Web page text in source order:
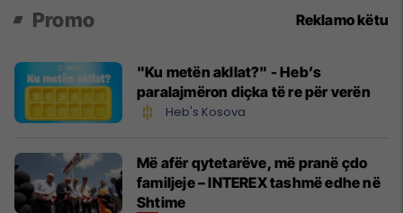
Promo Reklamo këtu
"Ku metën akllat?" - Heb’s
paralajmëron diçka të re për verën
Heb's Kosova
Më afër qytetarëve, më pranë çdo
familjeje – INTEREX tashmë edhe në
Shtime